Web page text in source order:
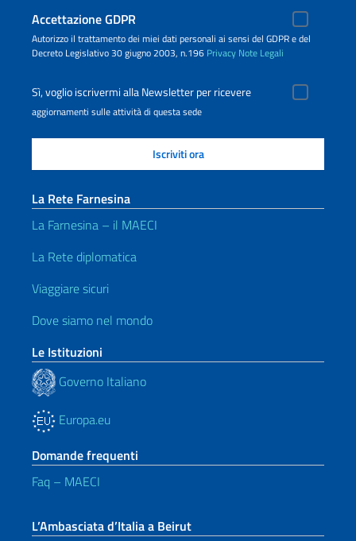
Accettazione GDPR
Autorizzo il trattamento dei miei dati personali ai sensi del GDPR e del
Decreto Legislativo 30 giugno 2003, n.196 Privacy Note Legali
Sì, voglio iscrivermi alla Newsletter per ricevere
aggiornamenti sulle attività di questa sede
La Rete Farnesina
La Farnesina – il MAECI
La Rete diplomatica
Viaggiare sicuri
Dove siamo nel mondo
Le Istituzioni
Governo Italiano
Europa.eu
Domande frequenti
Faq – MAECI
L’Ambasciata d’Italia a Beirut